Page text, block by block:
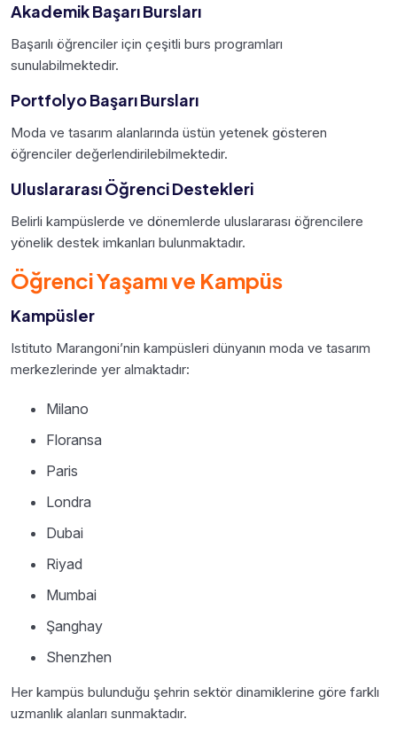
Akademik Başarı Bursları
Başarılı öğrenciler için çeşitli burs programları
sunulabilmektedir.
Portfolyo Başarı Bursları
Moda ve tasarım alanlarında üstün yetenek gösteren
öğrenciler değerlendirilebilmektedir.
Uluslararası Öğrenci Destekleri
Belirli kampüslerde ve dönemlerde uluslararası öğrencilere
yönelik destek imkanları bulunmaktadır.
Öğrenci Yaşamı ve Kampüs
Kampüsler
Istituto Marangoni’nin kampüsleri dünyanın moda ve tasarım
merkezlerinde yer almaktadır:
Milano
Floransa
Paris
Londra
Dubai
Riyad
Mumbai
Şanghay
Shenzhen
Her kampüs bulunduğu şehrin sektör dinamiklerine göre farklı
uzmanlık alanları sunmaktadır.